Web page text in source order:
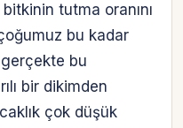
tutma oranını
bu kadar
bu
bir dikimden
çok düşük